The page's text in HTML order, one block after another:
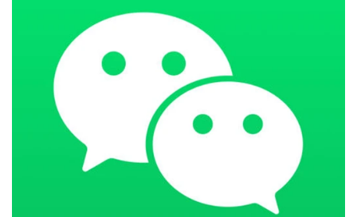
tablet atau desktop